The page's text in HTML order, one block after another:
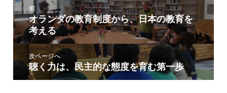
ー
投
稿
ナ
ビ
ー
前
前
の
投
稿:
オランダの教育制度から、日本の教育を
考える
次ページへ
次
の
聴く力は、民主的な態度を育む第一歩